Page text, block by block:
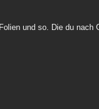
und so. Die du